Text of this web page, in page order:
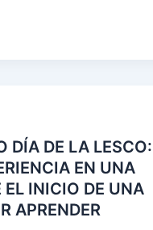
DÍA DE LA LESCO:
EN UNA
EL INICIO DE UNA
APRENDER